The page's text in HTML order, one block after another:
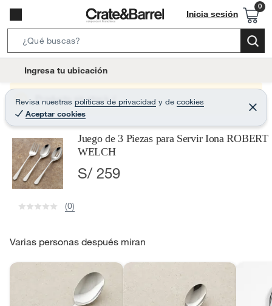
Inicia sesión
e
r
c
B
t
n
Ingresa tu ubicación
Revisa nuestras políticas de privacidad y de cookies
Aceptar cookies
C
e
r
a
r
Producto sin stock :(
Juego de 3 Piezas para Servir Iona ROBERT
WELCH
S/ 259
(0)
Varias personas después miran